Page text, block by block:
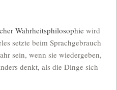
Wahrheitsphilosophie wird
setzte beim Sprachgebrauch
sein, wenn sie wiedergeben,
denkt, als die Dinge sich